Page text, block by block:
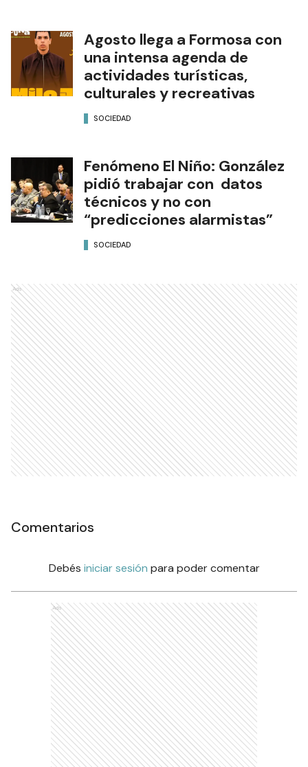
Agosto llega a Formosa con
una intensa agenda de
actividades turísticas,
culturales y recreativas
SOCIEDAD
Fenómeno El Niño: González
pidió trabajar con datos
técnicos y no con
“predicciones alarmistas”
SOCIEDAD
Ads
Comentarios
Debés iniciar sesión para poder comentar
Ads